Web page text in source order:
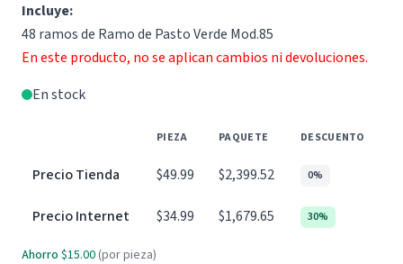
Incluye:
48 ramos de Ramo de Pasto Verde Mod.85
En este producto, no se aplican cambios ni devoluciones.
En stock
PIEZA PAQUETE DESCUENTO
Precio Tienda $49.99 $2,399.52 0%
Precio Internet $34.99 $1,679.65 30%
Ahorro $15.00 (por pieza)